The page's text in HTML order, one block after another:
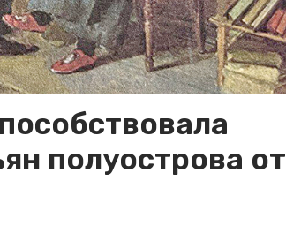
полуострова от